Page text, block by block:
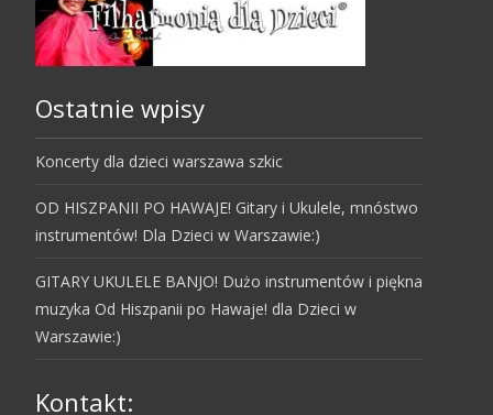
Ostatnie wpisy
Koncerty dla dzieci warszawa szkic
OD HISZPANII PO HAWAJE! Gitary i Ukulele, mnóstwo
instrumentów! Dla Dzieci w Warszawie:)
GITARY UKULELE BANJO! Dużo instrumentów i piękna
muzyka Od Hiszpanii po Hawaje! dla Dzieci w
Warszawie:)
Kontakt: